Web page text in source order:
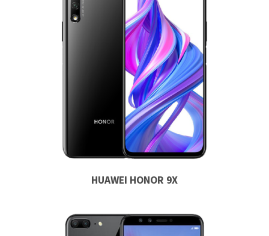
HUAWEI HONOR 9X